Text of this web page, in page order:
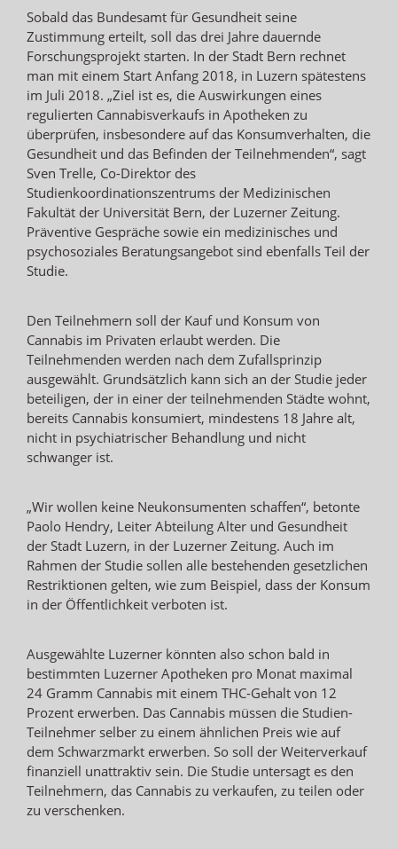
Sobald das Bundesamt für Gesundheit seine
Zustimmung erteilt, soll das drei Jahre dauernde
Forschungsprojekt starten. In der Stadt Bern rechnet
man mit einem Start Anfang 2018, in Luzern spätestens
im Juli 2018. „Ziel ist es, die Auswirkungen eines
regulierten Cannabisverkaufs in Apotheken zu
überprüfen, insbesondere auf das Konsumverhalten, die
Gesundheit und das Befinden der Teilnehmenden“, sagt
Sven Trelle, Co-Direktor des
Studienkoordinationszentrums der Medizinischen
Fakultät der Universität Bern, der Luzerner Zeitung.
Präventive Gespräche sowie ein medizinisches und
psychosoziales Beratungsangebot sind ebenfalls Teil der
Studie.
Den Teilnehmern soll der Kauf und Konsum von
Cannabis im Privaten erlaubt werden. Die
Teilnehmenden werden nach dem Zufallsprinzip
ausgewählt. Grundsätzlich kann sich an der Studie jeder
beteiligen, der in einer der teilnehmenden Städte wohnt,
bereits Cannabis konsumiert, mindestens 18 Jahre alt,
nicht in psychiatrischer Behandlung und nicht
schwanger ist.
„Wir wollen keine Neukonsumenten schaffen“, betonte
Paolo Hendry, Leiter Abteilung Alter und Gesundheit
der Stadt Luzern, in der Luzerner Zeitung. Auch im
Rahmen der Studie sollen alle bestehenden gesetzlichen
Restriktionen gelten, wie zum Beispiel, dass der Konsum
in der Öffentlichkeit verboten ist.
Ausgewählte Luzerner könnten also schon bald in
bestimmten Luzerner Apotheken pro Monat maximal
24 Gramm Cannabis mit einem THC-Gehalt von 12
Prozent erwerben. Das Cannabis müssen die Studien-
Teilnehmer selber zu einem ähnlichen Preis wie auf
dem Schwarzmarkt erwerben. So soll der Weiterverkauf
finanziell unattraktiv sein. Die Studie untersagt es den
Teilnehmern, das Cannabis zu verkaufen, zu teilen oder
zu verschenken.